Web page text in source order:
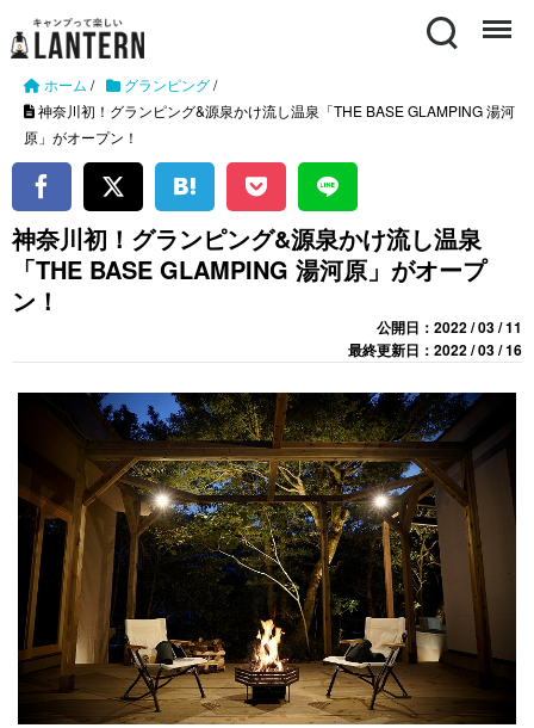
Search Menu
ホーム / グランピング/
神奈川初！グランピング&源泉かけ流し温泉「THE BASE GLAMPING 湯河
原」がオープン！
神奈川初！グランピング&源泉かけ流し温泉
「THE BASE GLAMPING 湯河原」がオープ
ン！
公開日：2022 / 03 / 11
最終更新日：2022 / 03 / 16